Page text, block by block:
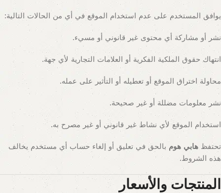
يوافق المستخدم على عدم استخدام الموقع في أي من الحالات التالية:
نشر أو مشاركة أي محتوى غير قانوني أو مسيء.
انتهاك حقوق الملكية الفكرية أو العلامات التجارية لأي جهة.
محاولة اختراق الموقع أو تعطيله أو التأثير على عمله.
نشر معلومات مضللة أو غير صحيحة.
استخدام الموقع لأي نشاط غير قانوني أو غير مصرح به.
تحتفظ هابي هوم بالحق في تعليق أو إلغاء حساب أي مستخدم يخالف
هذه الشروط.
المنتجات والأسعار